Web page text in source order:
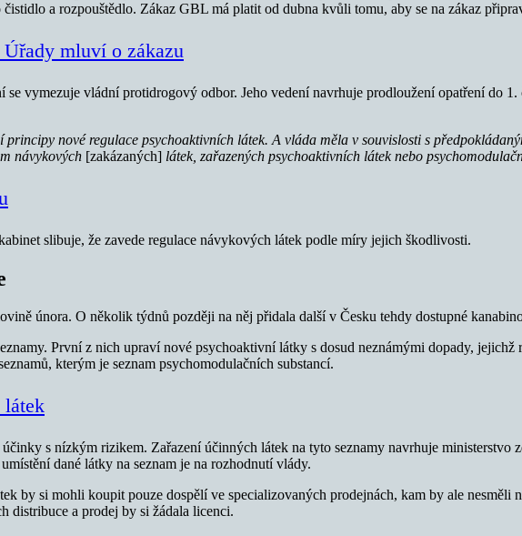
a rozpouštědlo. Zákaz GBL má platit od dubna kvůli tomu, aby se na zákaz
mluví o zákazu
vymezuje vládní protidrogový odbor. Jeho vedení navrhuje prodloužení opatření do 1.
nové regulace psychoaktivních látek. A vláda měla v souvislosti s
návykových [zakázaných] látek, zařazených psychoaktivních látek nebo
slibuje, že zavede regulace návykových látek podle míry jejich škodlivosti.
února. O několik týdnů později na něj přidala další v Česku tehdy dostupné
První z nich upraví nové psychoaktivní látky s dosud neznámými dopady,
kterým je seznam psychomodulačních substancí.
látek
s nízkým rizikem. Zařazení účinných látek na tyto seznamy navrhuje ministerstvo
dané látky na seznam je na rozhodnutí vlády.
by si mohli koupit pouze dospělí ve specializovaných prodejnách, kam by ale nesměli
distribuce a prodej by si žádala licenci.